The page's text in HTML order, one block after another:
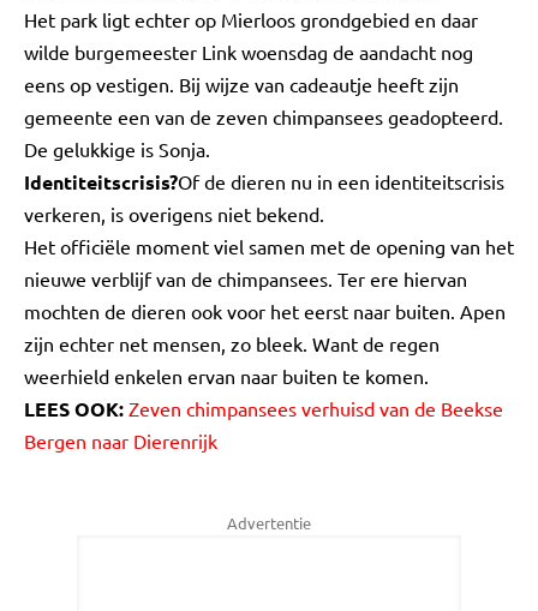
Het park ligt echter op Mierloos grondgebied en daar
wilde burgemeester Link woensdag de aandacht nog
eens op vestigen. Bij wijze van cadeautje heeft zijn
gemeente een van de zeven chimpansees geadopteerd.
De gelukkige is Sonja.
Identiteitscrisis?Of de dieren nu in een identiteitscrisis
verkeren, is overigens niet bekend.
Het officiële moment viel samen met de opening van het
nieuwe verblijf van de chimpansees. Ter ere hiervan
mochten de dieren ook voor het eerst naar buiten. Apen
zijn echter net mensen, zo bleek. Want de regen
weerhield enkelen ervan naar buiten te komen.
LEES OOK: Zeven chimpansees verhuisd van de Beekse
Bergen naar Dierenrijk
Advertentie